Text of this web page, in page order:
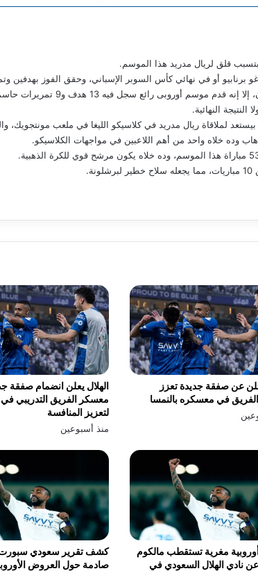
بتسبب قلق لريال مدريد هذا الموسم.
برنابيو أو في نهائي كأس السوبر الإسباني، وحقق الفوز بهدفين
رائع سجل فيه 13 هدف و9 تمريرات حاسمة في 14 مباراة.
النهائية.
لملاقاة ريال مدريد في كلاسيكو الليغا في ملعب مونتجويك،
وده خلاه واحد من أهم اللاعبين في مواجهات الكلاسيكو.
الهلال يعلن انضمام صفقة
معسكر الفريق التدريبي في
لتعزيز المنافسة
منذ أسبوعين
عن صفقة جديدة تعزز
في معسكره بالنمسا
كشف تقرير سعودي
صادمة حول العروض
مغرية تستقطب مالكوم
نادي الهلال السعودي في